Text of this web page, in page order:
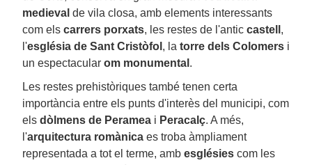
medieval de vila closa, amb elements interessants
com els carrers porxats, les restes de l'antic castell ,
l'església de Sant Cristòfol , la torre dels Colomers i
un espectacular om monumental .
Les restes prehistòriques també tenen certa
importància entre els punts d'interès del municipi, com
els dòlmens de Peramea i Peracalç. A més,
l'arquitectura romànica es troba àmpliament
representada a tot el terme, amb esglésies com les